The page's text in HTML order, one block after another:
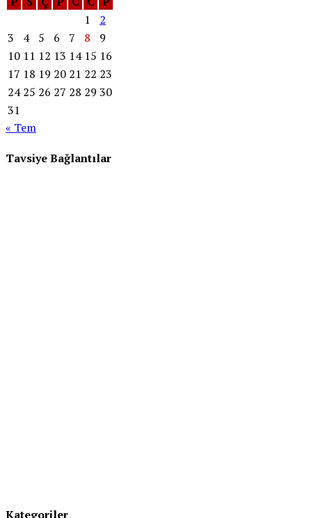
1
2
3
4 5 6 7 8
9
10 11 12 13 14 15 16
17 18 19 20 21 22 23
24 25 26 27 28 29 30
31
« Tem
Tavsiye Bağlantılar
Kategoriler